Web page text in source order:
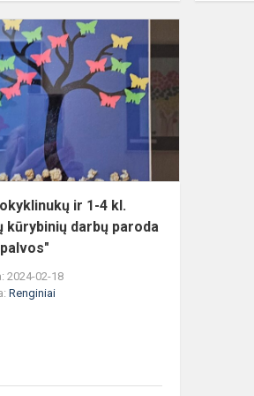
ir
4
mokinių
kūrybinių
ir 1-4 kl.
kūrybinių darbų paroda
2024-02-18
Renginiai